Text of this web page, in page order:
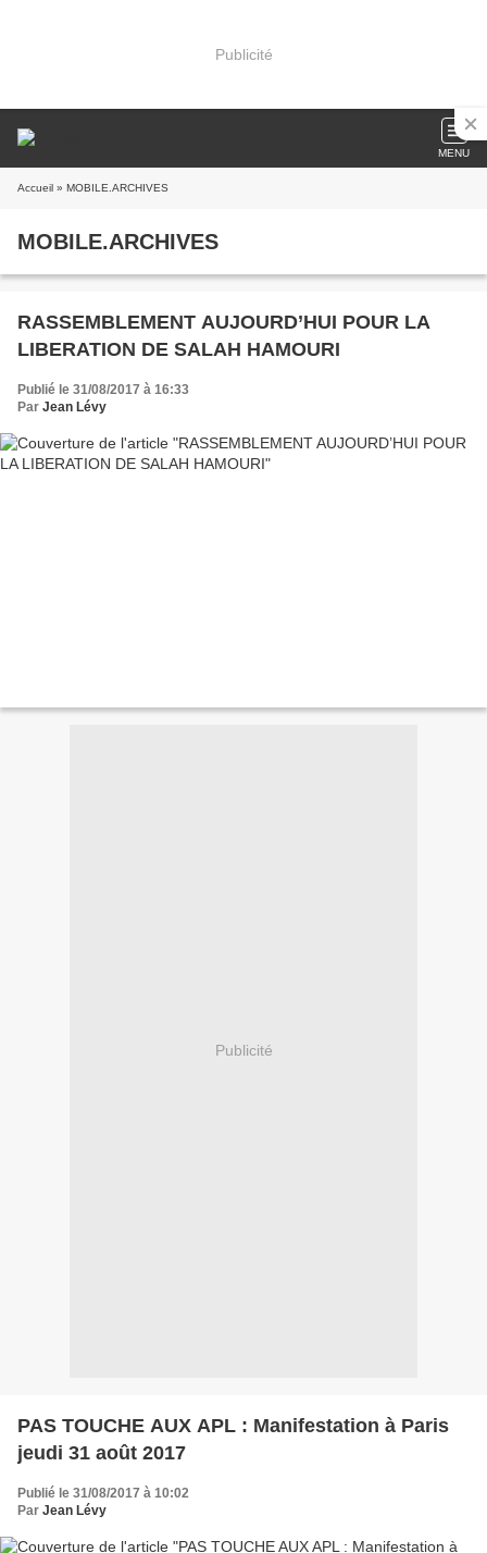
Publicité
MENU
Accueil » MOBILE.ARCHIVES
MOBILE.ARCHIVES
RASSEMBLEMENT AUJOURD’HUI POUR LA
LIBERATION DE SALAH HAMOURI
Publié le 31/08/2017 à 16:33
Par Jean Lévy
Publicité
PAS TOUCHE AUX APL : Manifestation à Paris
jeudi 31 août 2017
Publié le 31/08/2017 à 10:02
Par Jean Lévy